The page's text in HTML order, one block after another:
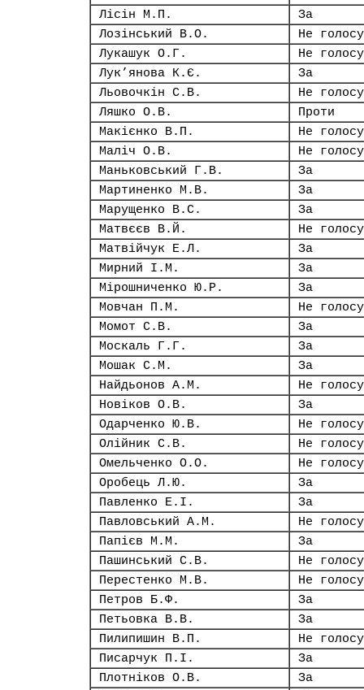
Лісін М.П.
За
Лозінський В.О.
Не
Лукашук О.Г.
Не
Лук’янова К.Є.
За
Льовочкін С.В.
Не
Ляшко О.В.
Проти
Макієнко В.П.
Не
Маліч О.В.
Не
Маньковський Г.В.
За
Мартиненко М.В.
За
Марущенко В.С.
За
Матвєєв В.Й.
Не
Матвійчук Е.Л.
За
Мирний І.М.
За
Мірошниченко Ю.Р.
За
Мовчан П.М.
Не
Момот С.В.
За
Москаль Г.Г.
За
Мошак С.М.
За
Найдьонов А.М.
Не
Новіков О.В.
За
Одарченко Ю.В.
Не
Олійник С.В.
Не
Омельченко О.О.
Не
Оробець Л.Ю.
За
Павленко Е.І.
За
Павловський А.М.
Не
Папієв М.М.
За
Пашинський С.В.
Не
Перестенко М.В.
Не
Петров Б.Ф.
За
Петьовка В.В.
За
Пилипишин В.П.
Не
Писарчук П.І.
За
Плотніков О.В.
За